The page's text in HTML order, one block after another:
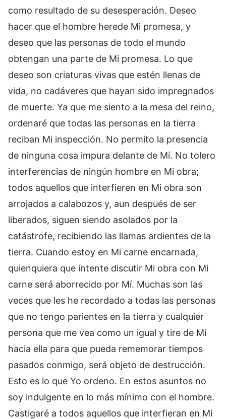
como resultado de su desesperación. Deseo
hacer que el hombre herede Mi promesa, y
deseo que las personas de todo el mundo
obtengan una parte de Mi promesa. Lo que
deseo son criaturas vivas que estén llenas de
vida, no cadáveres que hayan sido impregnados
de muerte. Ya que me siento a la mesa del reino,
ordenaré que todas las personas en la tierra
reciban Mi inspección. No permito la presencia
de ninguna cosa impura delante de Mí. No tolero
interferencias de ningún hombre en Mi obra;
todos aquellos que interfieren en Mi obra son
arrojados a calabozos y, aun después de ser
liberados, siguen siendo asolados por la
catástrofe, recibiendo las llamas ardientes de la
tierra. Cuando estoy en Mi carne encarnada,
quienquiera que intente discutir Mi obra con Mi
carne será aborrecido por Mí. Muchas son las
veces que les he recordado a todas las personas
que no tengo parientes en la tierra y cualquier
persona que me vea como un igual y tire de Mí
hacia ella para que pueda rememorar tiempos
pasados conmigo, será objeto de destrucción.
Esto es lo que Yo ordeno. En estos asuntos no
soy indulgente en lo más mínimo con el hombre.
Castigaré a todos aquellos que interfieran en Mi